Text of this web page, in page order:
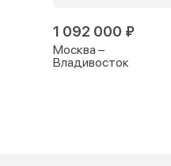
1 092 000 ₽
Москва –
Владивосток